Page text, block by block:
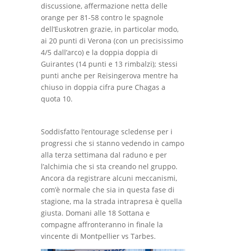
discussione, affermazione netta delle
orange per 81-58 contro le spagnole
dell’Euskotren grazie, in particolar modo,
ai 20 punti di Verona (con un precisissimo
4/5 dall’arco) e la doppia doppia di
Guirantes (14 punti e 13 rimbalzi); stessi
punti anche per Reisingerova mentre ha
chiuso in doppia cifra pure Chagas a
quota 10.
Soddisfatto l’entourage scledense per i
progressi che si stanno vedendo in campo
alla terza settimana dal raduno e per
l’alchimia che si sta creando nel gruppo.
Ancora da registrare alcuni meccanismi,
com’è normale che sia in questa fase di
stagione, ma la strada intrapresa è quella
giusta. Domani alle 18 Sottana e
compagne affronteranno in finale la
vincente di Montpellier vs Tarbes.